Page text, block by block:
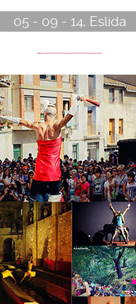
05 - 09 - 14, Eslida